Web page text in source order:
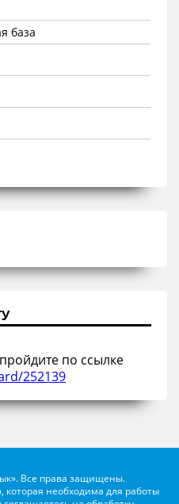
база
по ссылке
252139
Все права защищены.
необходима для работы